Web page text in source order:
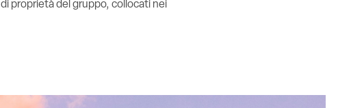
di proprietà del gruppo, collocati nei